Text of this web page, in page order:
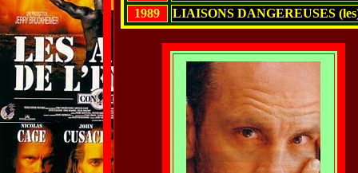
1989
LIAISONS DANGEREUSES